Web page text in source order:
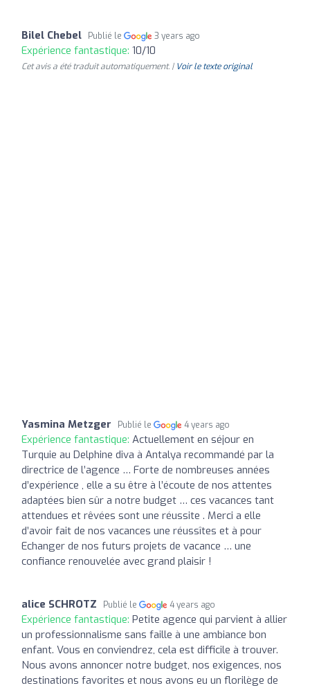
Bilel Chebel Publié le 3 years ago
Expérience fantastique: 10/10
Cet avis a été traduit automatiquement. | Voir le texte original
Yasmina Metzger Publié le 4 years ago
Expérience fantastique: Actuellement en séjour en
Turquie au Delphine diva à Antalya recommandé par la
directrice de l’agence … Forte de nombreuses années
d’expérience , elle a su être à l’écoute de nos attentes
adaptées bien sûr a notre budget … ces vacances tant
attendues et rêvées sont une réussite . Merci a elle
d’avoir fait de nos vacances une réussîtes et à pour
Echanger de nos futurs projets de vacance … une
confiance renouvelée avec grand plaisir !
alice SCHROTZ Publié le 4 years ago
Expérience fantastique: Petite agence qui parvient à allier
un professionnalisme sans faille à une ambiance bon
enfant. Vous en conviendrez, cela est difficile à trouver.
Nous avons annoncer notre budget, nos exigences, nos
destinations favorites et nous avons eu un florilège de